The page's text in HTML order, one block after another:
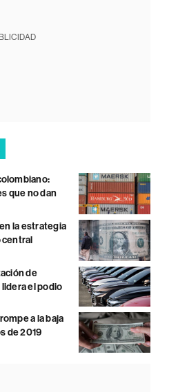
que no dan
la estrategia
central
de
el podio
a la baja
de 2019